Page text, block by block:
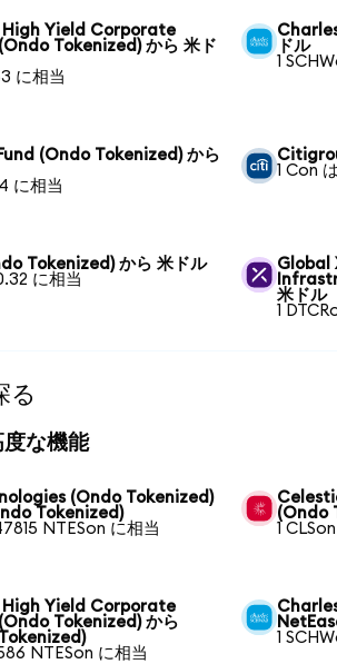
High Yield Corporate
Tokenized) から 米ド
に相当
ドル
1
(Ondo Tokenized) から
に相当
1 Con
Tokenized) から 米ドル
に相当
Global
米ドル
1
る
な機能
(Ondo Tokenized)
Tokenized)
NTESon に相当
(Ondo
1
High Yield Corporate
Tokenized) から
NTESon に相当
1